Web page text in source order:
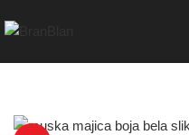
Besplatna dostava za